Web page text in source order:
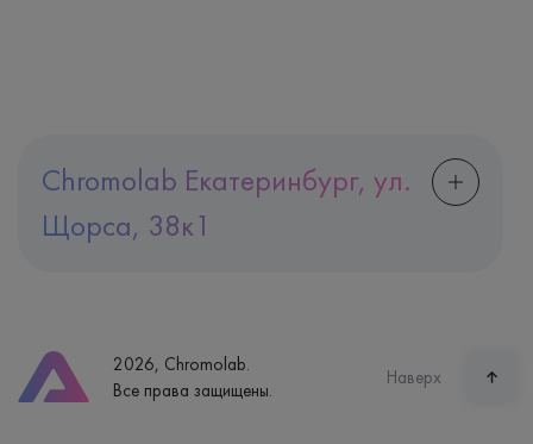
Chromolab Екатеринбург, ул.
Щорса, 38к1
Часы работы
пн-вс: 7:30-15:00
2026, Chromolab.
Все права защищены.
Наверх